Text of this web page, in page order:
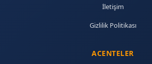
İletişim
Gizlilik Politikası
ACENTELER